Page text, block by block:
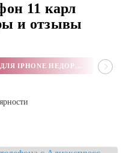
11 карл
и отзывы
ЧЕХОЛ ДЛЯ IPHONE НЕДОРОГО